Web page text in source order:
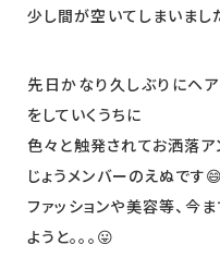
少し間が空いてしまいまし
先日かなり久しぶりにヘ
をしていくうちに
色々と触発されてお洒落ア
じょうメンバーのえぬです😄
ファッションや美容等、今
ようと。。。😛